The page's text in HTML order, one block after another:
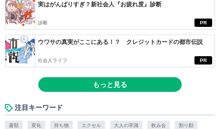
PR
実はがんばりすぎ？新社会人『お疲れ度』診断
診断
PR
ウワサの真実がここにある！？ クレジットカードの都市伝説
社会人ライフ
もっと見る
注目キーワード
書類 変化 持ち物 エクセル 大人の常識 飲み会 割り勘